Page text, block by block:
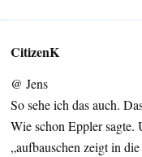
CitizenK
@ Jens
So sehe ich das auch.
Wie schon Eppler
„aufbauschen zeigt in